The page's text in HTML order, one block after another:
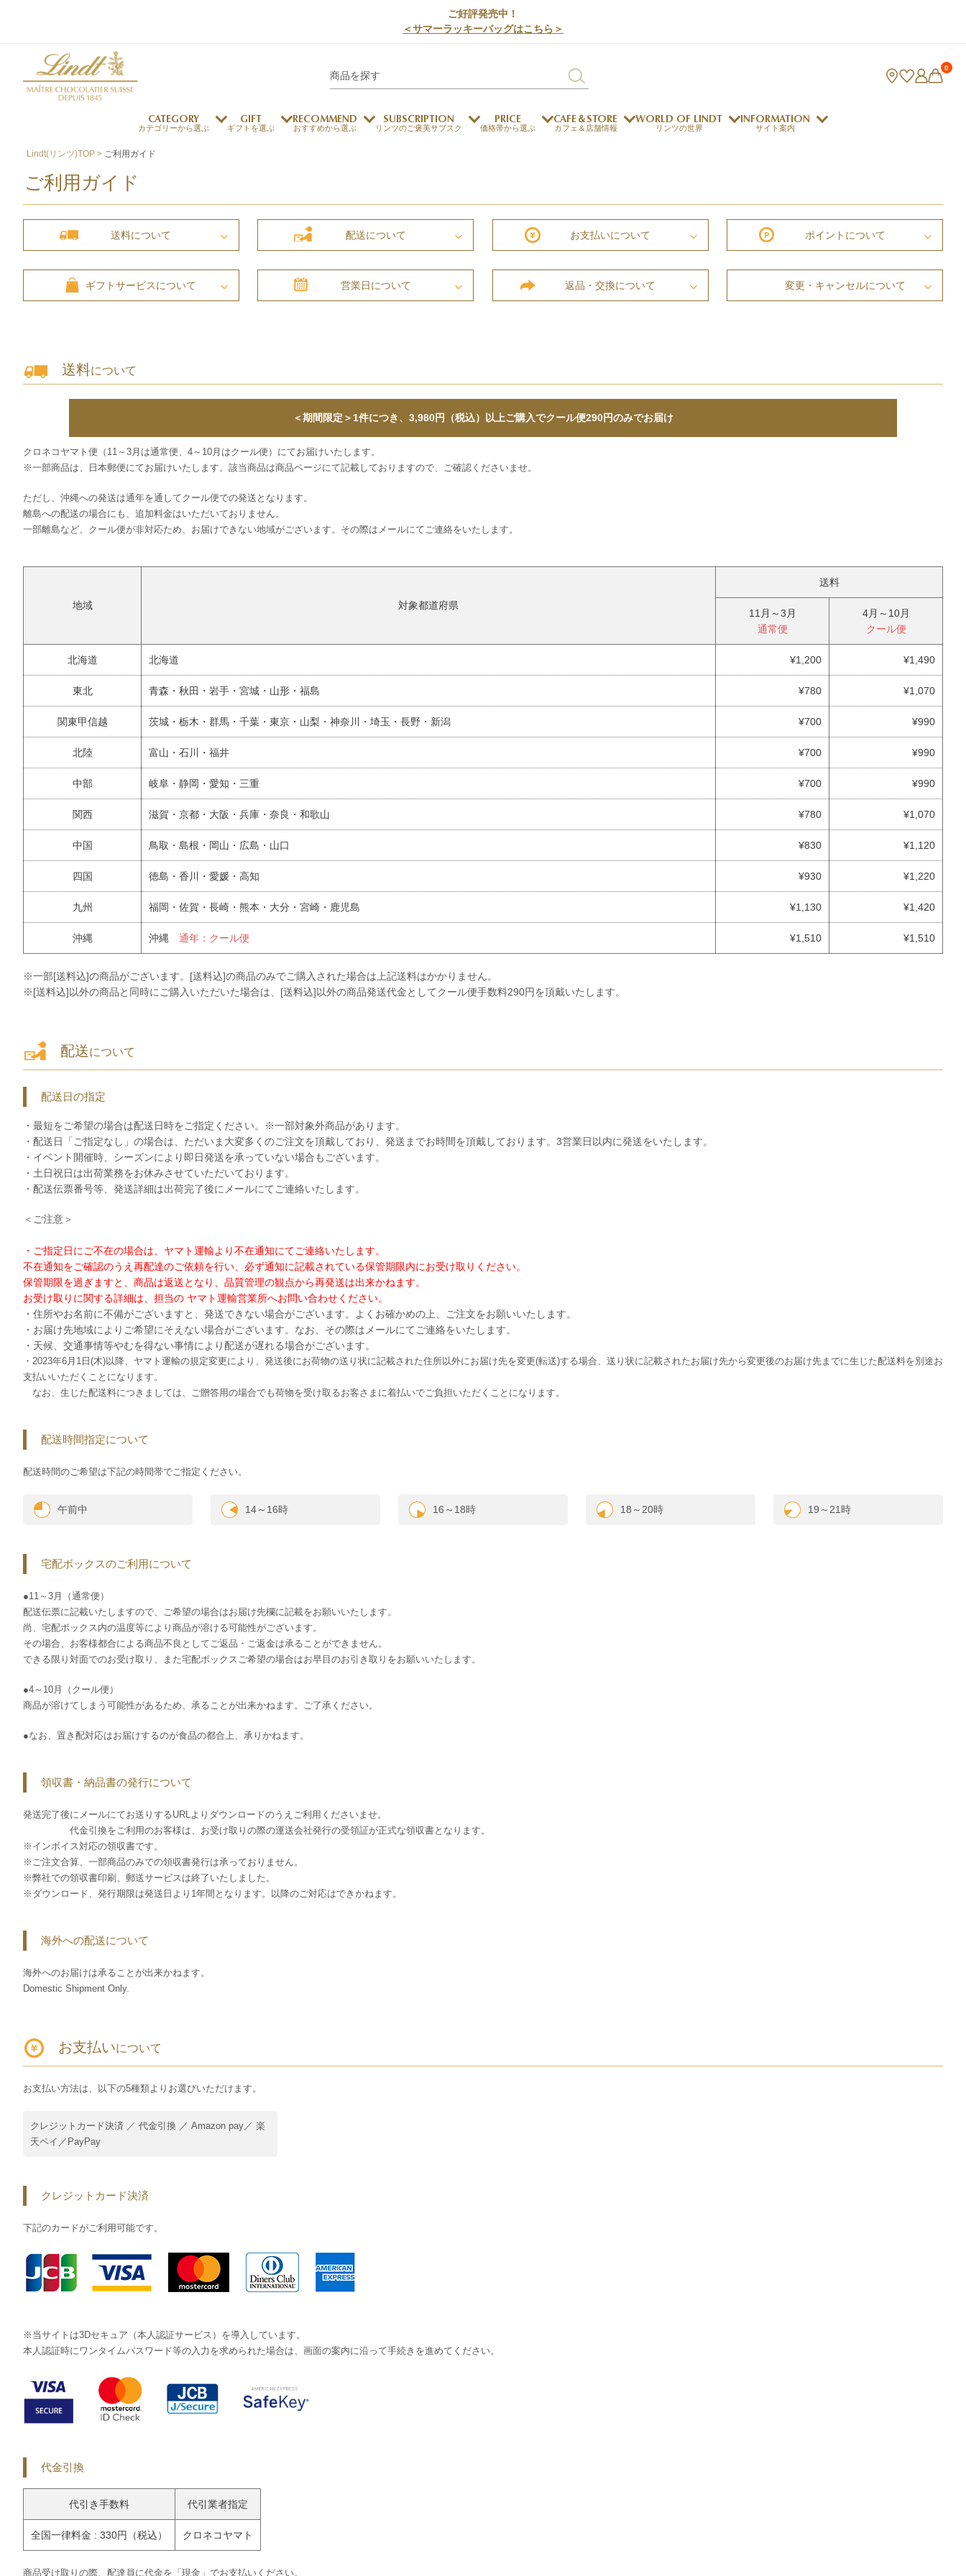
ご好評発売中！
＜サマーラッキーバッグはこちら＞
0
CATEGORY
カテゴリーから選ぶ
リンドール
フレーバー一覧
リンドール
関連商品一覧
チョコウェイファー
ドバイスタイル
チョコレート
エクセレンス プラリネ クレマジェラータ
(焼き菓子)
すべて
GIFT
ギフトを選ぶ
eギフト のし対応商品
メッセージカード対応
商品
法人ギフト
RECOMMEND
おすすめから選ぶ
新商品 サマーチョコレート お中元
SUBSCRIPTION
リンツのご褒美サブスク
リンツのご褒美サブス
ク
PRICE
価格帯から選ぶ
～￥1,000
～￥5,000
￥5,001～
CAFE＆STORE
カフェ＆店舗情報
店舗を探す 店舗からのお知らせ カフェメニュー デジタルギフト 採用情報 My Lindt Club
WORLD OF LINDT
リンツの世界
リンツの秘密
最上級のカカオ
リンツの発明
メートルショコラティエ
チョコレートと紅茶
ロジャーフェデラー
INFORMATION
サイト案内
オンラインショップご利用ガイド
プレスの方へ
プレスお問い合わせ
Lindt(リンツ)TOP ご利用ガイド
ご利用ガイド
送料について 配送について お支払いについて ポイント について
ギフトサービスについて 営業日について 返品・交換について 変更・キャンセルについて
送料について
＜期間限定＞1件につき、 3,980円（税込）以上ご購入でクール便290円のみでお届け
クロネコヤマト便（11～3月は通常便、4～10月はクール便）にてお届けいたします。
※一部商品は、日本郵便にてお届けいたします。該当商品は商品ページにて記載しておりますので、ご確認くださいませ。
ただし、沖縄への発送は通年を通してクール便での発送となります。
離島への配送の場合にも、追加料金はいただいておりません。
一部離島など、クール便が非対応ため、お届けできない地域がございます。その際はメールにてご連絡をいたします。
地域 対象都道府県
送料
11月～3月
通常便
4月～10月
クール便
北海道 北海道 ¥1,200 ¥1,490
東北 青森・秋田・岩手・宮城・山形・福島 ¥780 ¥1,070
関東甲信越 茨城・栃木・群馬・千葉・東京・山梨・神奈川・埼玉・長野・新潟 ¥700 ¥990
北陸 富山・石川・福井 ¥700 ¥990
中部 岐阜・静岡・愛知・三重 ¥700 ¥990
関西 滋賀・京都・大阪・兵庫・奈良・和歌山 ¥780 ¥1,070
中国 鳥取・島根・岡山・広島・山口 ¥830 ¥1,120
四国 徳島・香川・愛媛・高知 ¥930 ¥1,220
九州 福岡・佐賀・長崎・熊本・大分・宮崎・鹿児島 ¥1,130 ¥1,420
沖縄 沖縄 通年：クール便 ¥1,510 ¥1,510
※一部[送料込]の商品がございます。[送料込]の商品のみでご購入された場合は上記送料はかかりません。
※[送料込]以外の商品と同時にご購入いただいた場合は、[送料込]以外の商品発送代金としてクール便手数料290円を頂戴いたします。
配送について
配送日の指定
・最短をご希望の場合は配送日時をご指定ください。※一部対象外商品があります。
・配送日「ご指定なし」の場合は、ただいま大変多くのご注文を頂戴しており、発送までお時間を頂戴しております。3営業日以内に発送をいたします。
・イベント開催時、シーズンにより即日発送を承っていない場合もございます。
・土日祝日は出荷業務をお休みさせていただいております。
・配送伝票番号等、発送詳細は出荷完了後にメールにてご連絡いたします。
＜ご注意＞
・ご指定日にご不在の場合は、ヤマト運輸より不在通知にてご連絡いたします。
不在通知をご確認のうえ再配達のご依頼を行い、必ず通知に記載されている保管期限内にお受け取りください。
保管期限を過ぎますと、商品は返送となり、品質管理の観点から再発送は出来かねます。
お受け取りに関する詳細は、担当の ヤマト運輸営業所へお問い合わせください。
・住所やお名前に不備がございますと、発送できない場合がございます。よくお確かめの上、ご注文をお願いいたします。
・お届け先地域によりご希望にそえない場合がございます。なお、その際はメールにてご連絡をいたします。
・天候、交通事情等やむを得ない事情により配送が遅れる場合がございます。
・2023年6月1日(木)以降、ヤマト運輸の規定変更により、発送後にお荷物の送り状に記載された住所以外にお届け先を変更(転送)する場合、送り状に記載されたお届け先から変更後のお届け先までに生じた配送料を別途お
支払いいただくことになります。
なお、生じた配送料につきましては、ご贈答用の場合でも荷物を受け取るお客さまに着払いでご負担いただくことになります。
配送時間指定について
配送時間のご希望は下記の時間帯でご指定ください。
午前中 14～16時 16～18時 18～20時 19～21時
宅配ボックスのご利用について
●11～3月（通常便）
配送伝票に記載いたしますので、ご希望の場合はお届け先欄に記載をお願いいたします。
尚、宅配ボックス内の温度等により商品が溶ける可能性がございます。
その場合、お客様都合による商品不良としてご返品・ご返金は承ることができません。
できる限り対面でのお受け取り、また宅配ボックスご希望の場合はお早目のお引き取りをお願いいたします。
●4～10月（クール便）
商品が溶けてしまう可能性があるため、承ることが出来かねます。ご了承ください。
●なお、置き配対応はお届けするのが食品の都合上、承りかねます。
領収書・納品書の発行について
発送完了後にメールにてお送りするURLよりダウンロードのうえご利用くださいませ。
代金引換をご利用のお客様は、お受け取りの際の運送会社発行の受領証が正式な領収書となります。
※インボイス対応の領収書です。
※ご注文合算、一部商品のみでの領収書発行は承っておりません。
※弊社での領収書印刷、郵送サービスは終了いたしました。
※ダウンロード、発行期限は発送日より1年間となります。以降のご対応はできかねます。
海外への配送について
海外へのお届けは承ることが出来かねます。
Domestic Shipment Only.
お支払いについて
お支払い方法は、以下の5種類よりお選びいただけます。
クレジットカード決済 ／ 代金引換 ／ Amazon pay／ 楽
天ペイ／PayPay
クレジットカード決済
下記のカードがご利用可能です。
※当サイトは3Dセキュア（本人認証サービス）を導入しています。
本人認証時にワンタイムパスワード等の入力を求められた場合は、画面の案内に沿って手続きを進めてください。
代金引換
代引き手数料 代引業者指定
全国一律料金 : 330円（税込） クロネコヤマト
商品受け取りの際、配達員に代金を「現金」でお支払いください。